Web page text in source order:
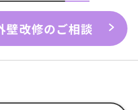
壁改修のご相談